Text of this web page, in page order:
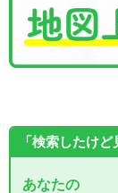
「検索したけ
あなたの